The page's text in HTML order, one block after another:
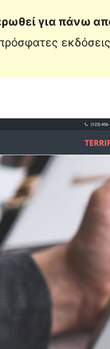
για πάνω